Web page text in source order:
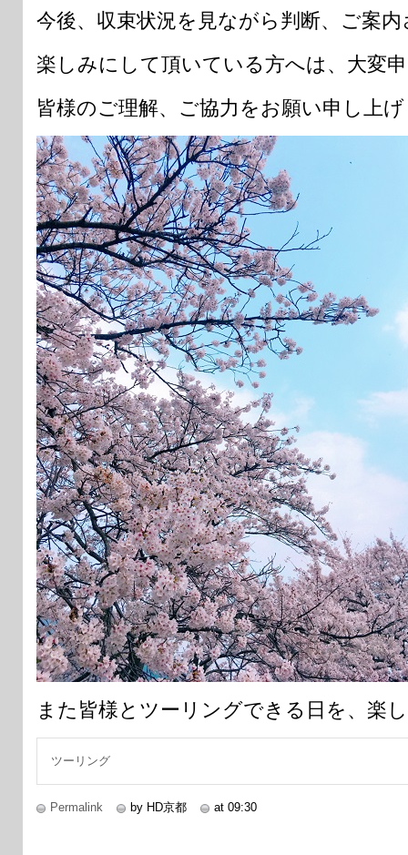
今後、収束状況を見ながら判断、ご案
楽しみにして頂いている方へは、大変
皆様のご理解、ご協力をお願い申し上
また皆様とツーリングできる日を、楽
ツーリング
Permalink by HD京都 at 09:30